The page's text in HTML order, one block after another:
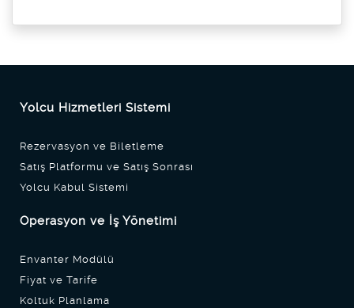
Yolcu Hizmetleri Sistemi
Rezervasyon ve Biletleme
Satış Platformu ve Satış Sonrası
Yolcu Kabul Sistemi
Operasyon ve İş Yönetimi
Envanter Modülü
Fiyat ve Tarife
Koltuk Planlama